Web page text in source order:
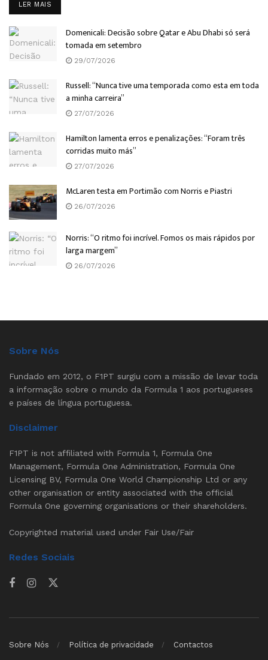
LER MAIS
Domenicali: Decisão sobre Qatar e Abu Dhabi só será
tomada em setembro
29/07/2026
Russell: “Nunca tive uma temporada como esta em toda
a minha carreira”
27/07/2026
Hamilton lamenta erros e penalizações: “Foram três
corridas muito más”
27/07/2026
McLaren testa em Portimão com Norris e Piastri
26/07/2026
Norris: “O ritmo foi incrível. Fomos os mais rápidos por
larga margem”
26/07/2026
Sobre Nós
Fundado em 2012, o F1PT surgiu com a missão de levar toda
a informação sobre o mundo da Formula 1 aos portugueses
e países de língua portuguesa.
Disclaimer
F1PT is not affiliated with Formula 1, Formula One
Management, Formula One Administration, Formula One
Licensing BV, Formula One World Championship Ltd or any
other organisation or entity associated with the official
Formula One governing organisations or their shareholders.
Copyrighted material used under Fair Use/Fair
Redes Sociais
Sobre Nós Política de privacidade Contactos